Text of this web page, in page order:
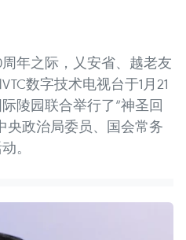
年之际，乂安省、越老友
数字技术电视台于1月21
陵园联合举行了“神圣回
央政治局委员、国会常务
。